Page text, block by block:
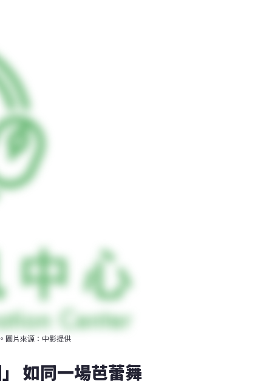
圖片來源：中影提供
如同一場芭蕾舞